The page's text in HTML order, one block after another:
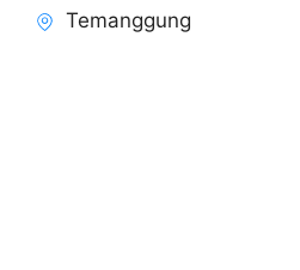
Temanggung